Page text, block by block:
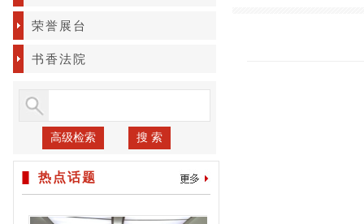
荣誉展台
书香法院
高级检索 搜 索
热点话题